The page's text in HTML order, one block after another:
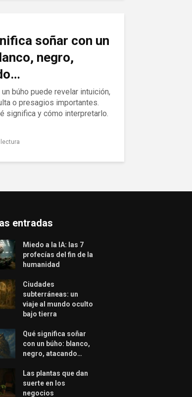
soñar con un
negro,
un búho puede revelar intuición,
o presagios importantes.
significa y cómo interpretarlo.
entradas
Miedo a la IA: las 7
profecías del fin de la
humanidad
Ciudades
subterráneas: un
viaje al mundo oculto
bajo tierra
Qué significa soñar
con un búho: blanco,
negro, atacando…
Las plantas que dan
suerte en los
negocios